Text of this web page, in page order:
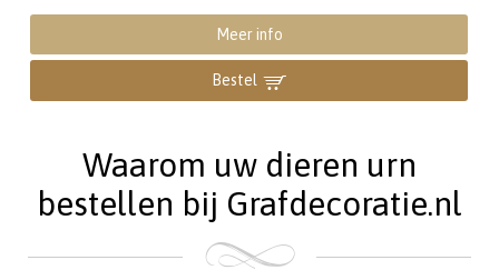
Meer info
Bestel
Waarom uw dieren urn
bestellen bij Grafdecoratie.nl